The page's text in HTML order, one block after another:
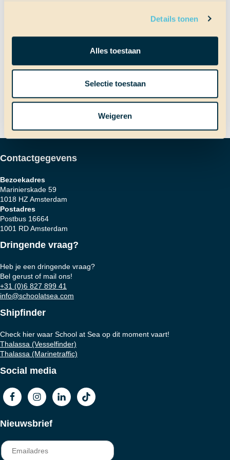
Details tonen
Alles toestaan
Selectie toestaan
Weigeren
Bericht
navigatie
Vorig bericht
Bijzondere schooldag
Feestje op de Thalassa
Contactgegevens
Bezoekadres
Marinierskade 59
1018 HZ Amsterdam
Postadres
Postbus 16664
1001 RD Amsterdam
Dringende vraag?
Heb je een dringende vraag?
Bel gerust of mail ons!
+31 (0)6 827 899 41
info@schoolatsea.com
Shipfinder
Check hier waar School at Sea op dit moment vaart!
Thalassa (Vesselfinder)
Thalassa (Marinetraffic)
Social media
Nieuwsbrief